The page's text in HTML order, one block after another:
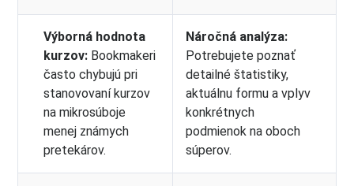
Výborná hodnota
kurzov: Bookmakeri
často chybujú pri
stanovovaní kurzov
na mikrosúboje
menej známych
pretekárov.
Náročná analýza:
Potrebujete poznať
detailné štatistiky,
aktuálnu formu a vplyv
konkrétnych
podmienok na oboch
súperov.